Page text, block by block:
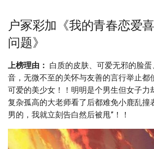
户冢彩加《我的青春恋爱
问题》
上榜理由： 白质的皮肤、可爱无邪的脸
音，无微不至的关怀与友善的言行举止都
可爱的美少女！！明明是个男生但女子力
复杂孤高的大老师看了后都难免小鹿乱撞
男的，我就立刻告白然后被甩”！！